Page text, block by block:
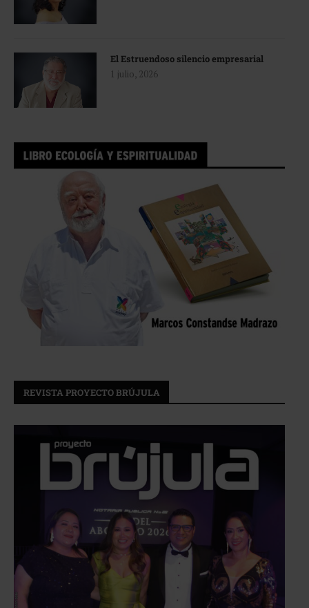
El Estruendoso silencio empresarial
1 julio, 2026
REVISTA PROYECTO BRÚJULA